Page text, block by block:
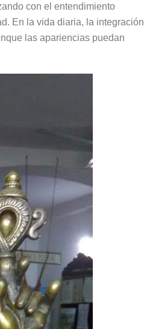
con el entendimiento
En la vida diaria, la integración
las apariencias puedan